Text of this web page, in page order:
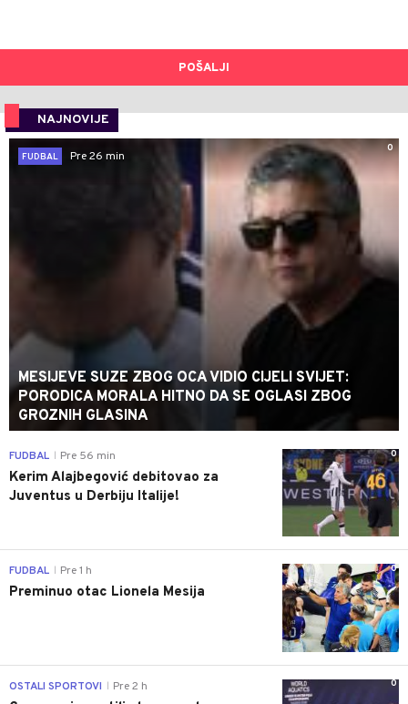
POŠALJI
NAJNOVIJE
0
FUDBAL
Pre 26 min
MESIJEVE SUZE ZBOG OCA VIDIO CIJELI SVIJET:
PORODICA MORALA HITNO DA SE OGLASI ZBOG
GROZNIH GLASINA
0
FUDBAL Pre 56 min
Kerim Alajbegović debitovao za
Juventus u Derbiju Italije!
0
FUDBAL Pre 1 h
Preminuo otac Lionela Mesija
0
OSTALI SPORTOVI Pre 2 h